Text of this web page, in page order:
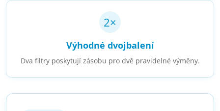
2×
Výhodné dvojbalení
Dva filtry poskytují zásobu pro dvě pravidelné výměny.